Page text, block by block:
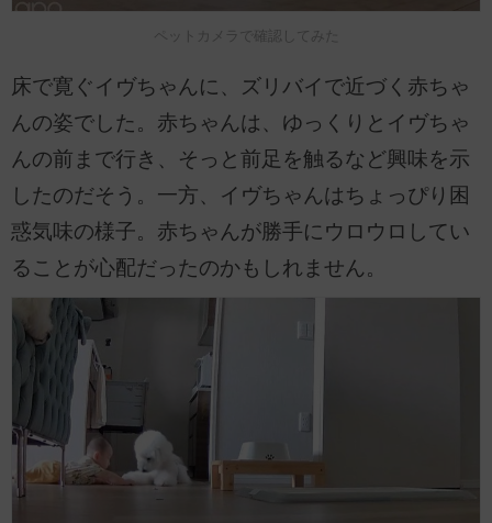
ペットカメラで確認してみた
床で寛ぐイヴちゃんに、ズリバイで近づく赤ちゃ
んの姿でした。赤ちゃんは、ゆっくりとイヴちゃ
んの前まで行き、そっと前足を触るなど興味を示
したのだそう。一方、イヴちゃんはちょっぴり困
惑気味の様子。赤ちゃんが勝手にウロウロしてい
ることが心配だったのかもしれません。